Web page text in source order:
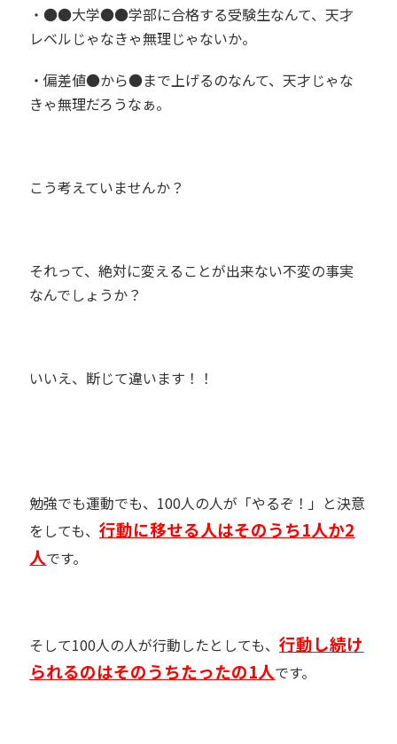
・●●大学●●学部に合格する受験生なんて、天才
レベルじゃなきゃ無理じゃないか。
・偏差値●から●まで上げるのなんて、天才じゃな
きゃ無理だろうなぁ。
こう考えていませんか？
それって、絶対に変えることが出来ない不変の事実
なんでしょうか？
いいえ、断じて違います！！
勉強でも運動でも、 100人の人が「やるぞ！」と決意
をしても、行動に移せる人はそのうち1人か2
人です。
そして100人の人が行動したとしても、行動し続け
られるのはそのうちたったの1人です。